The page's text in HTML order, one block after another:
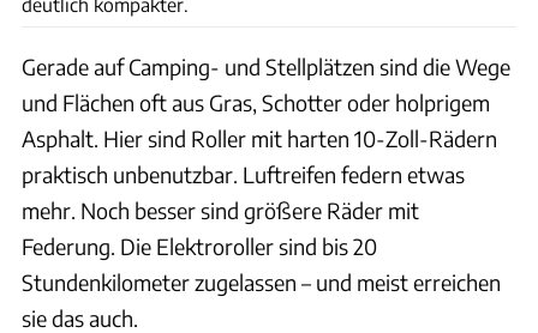
Gerade auf Camping- und Stellplätzen sind die Wege
und Flächen oft aus Gras, Schotter oder holprigem
Asphalt. Hier sind Roller mit harten 10-Zoll-Rädern
praktisch unbenutzbar. Luftreifen federn etwas
mehr. Noch besser sind größere Räder mit
Federung. Die Elektroroller sind bis 20
Stundenkilometer zugelassen – und meist erreichen
sie das auch.